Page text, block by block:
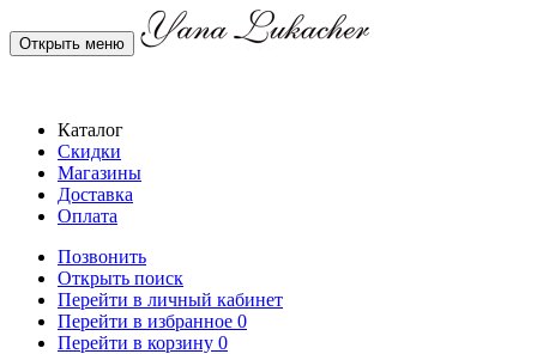
Открыть меню
Каталог
Скидки
Магазины
Доставка
Оплата
Позвонить
Открыть поиск
Перейти в личный кабинет
Перейти в избранное 0
Перейти в корзину 0